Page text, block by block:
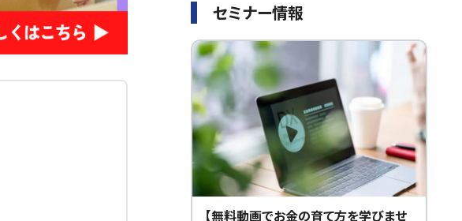
セミナー情報
【無料動画でお金の育て方を学びませ